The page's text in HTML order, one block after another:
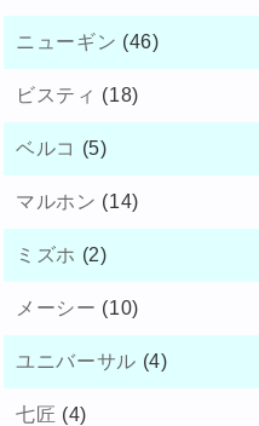
ニューギン (46)
ビスティ (18)
ベルコ (5)
マルホン (14)
ミズホ (2)
メーシー (10)
ユニバーサル (4)
七匠 (4)